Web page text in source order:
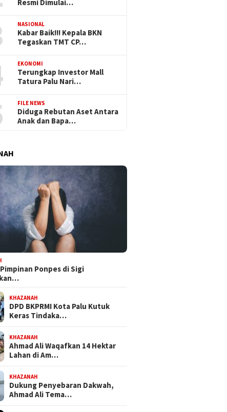
PKB, H Nanang
Diri Hadapi
Palu 2029
Propemperda 2027
Resmi Dimulai…
NASIONAL
Kabar Baik!!! Kepala BKN
Tegaskan TMT CP…
EKONOMI
Terungkap Investor Mall
Tatura Palu Nari…
FILE NEWS
Diduga Rebutan Aset Antara
Anak dan Bapa…
Ponpes di Sigi
KHAZANAH
DPD BKPRMI Kota Palu Kutuk
Keras Tindaka…
KHAZANAH
Ahmad Ali Waqafkan 14 Hektar
Lahan di Am…
KHAZANAH
Dukung Penyebaran Dakwah,
Ahmad Ali Tema…